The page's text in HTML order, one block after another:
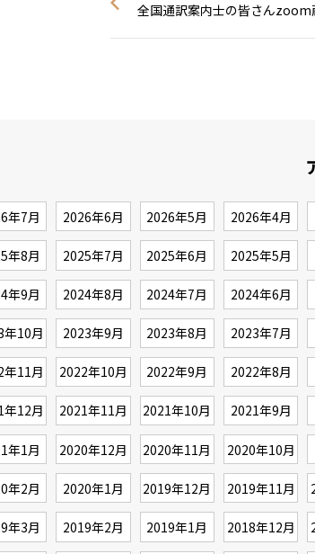
全国通訳案内士の皆さんzoom
年7月 2026年6月 2026年5月 2026年4月
年8月 2025年7月 2025年6月 2025年5月
年9月 2024年8月 2024年7月 2024年6月
年10月 2023年9月 2023年8月 2023年7月
年11月 2022年10月 2022年9月 2022年8月
年12月 2021年11月 2021年10月 2021年9月
年1月 2020年12月 2020年11月 2020年10月
年2月 2020年1月 2019年12月 2019年11月
年3月 2019年2月 2019年1月 2018年12月